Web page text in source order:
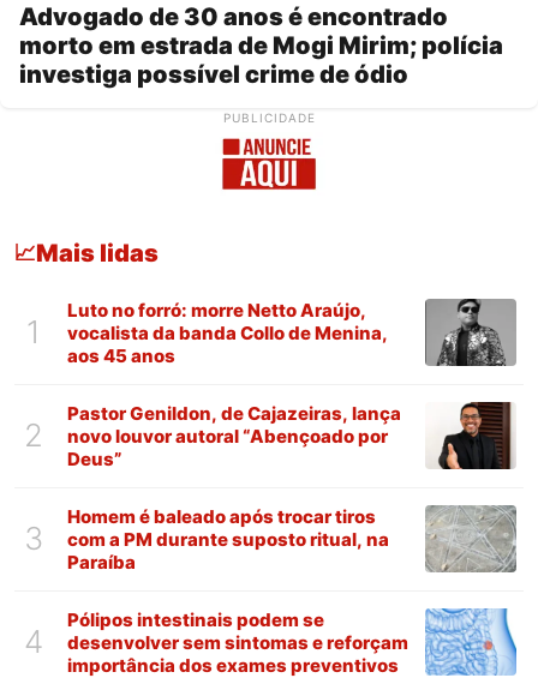
Advogado de 30 anos é encontrado
morto em estrada de Mogi Mirim; polícia
investiga possível crime de ódio
PUBLICIDADE
📈Mais lidas
1
Luto no forró: morre Netto Araújo,
vocalista da banda Collo de Menina,
aos 45 anos
2
Pastor Genildon, de Cajazeiras, lança
novo louvor autoral “Abençoado por
Deus”
3
Homem é baleado após trocar tiros
com a PM durante suposto ritual, na
Paraíba
4
Pólipos intestinais podem se
desenvolver sem sintomas e reforçam
importância dos exames preventivos